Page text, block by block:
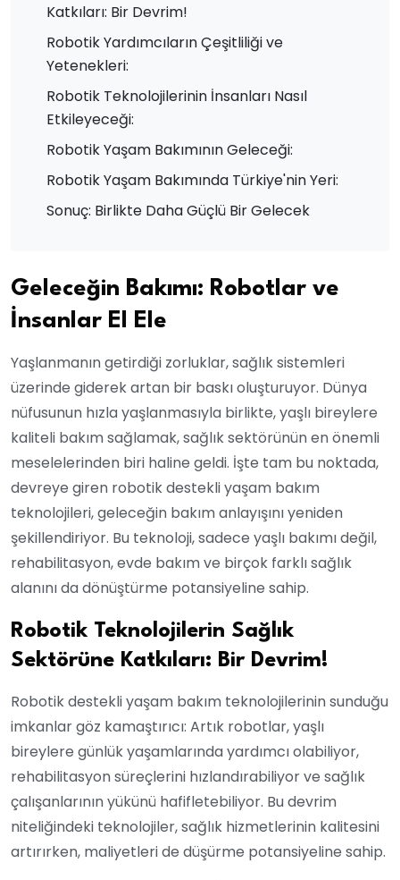
Katkıları: Bir Devrim!
Robotik Yardımcıların Çeşitliliği ve
Yetenekleri:
Robotik Teknolojilerinin İnsanları Nasıl
Etkileyeceği:
Robotik Yaşam Bakımının Geleceği:
Robotik Yaşam Bakımında Türkiye'nin Yeri:
Sonuç: Birlikte Daha Güçlü Bir Gelecek
Geleceğin Bakımı: Robotlar ve
İnsanlar El Ele
Yaşlanmanın getirdiği zorluklar, sağlık sistemleri
üzerinde giderek artan bir baskı oluşturuyor. Dünya
nüfusunun hızla yaşlanmasıyla birlikte, yaşlı bireylere
kaliteli bakım sağlamak, sağlık sektörünün en önemli
meselelerinden biri haline geldi. İşte tam bu noktada,
devreye giren robotik destekli yaşam bakım
teknolojileri, geleceğin bakım anlayışını yeniden
şekillendiriyor. Bu teknoloji, sadece yaşlı bakımı değil,
rehabilitasyon, evde bakım ve birçok farklı sağlık
alanını da dönüştürme potansiyeline sahip.
Robotik Teknolojilerin Sağlık
Sektörüne Katkıları: Bir Devrim!
Robotik destekli yaşam bakım teknolojilerinin sunduğu
imkanlar göz kamaştırıcı: Artık robotlar, yaşlı
bireylere günlük yaşamlarında yardımcı olabiliyor,
rehabilitasyon süreçlerini hızlandırabiliyor ve sağlık
çalışanlarının yükünü hafifletebiliyor. Bu devrim
niteliğindeki teknolojiler, sağlık hizmetlerinin kalitesini
artırırken, maliyetleri de düşürme potansiyeline sahip.